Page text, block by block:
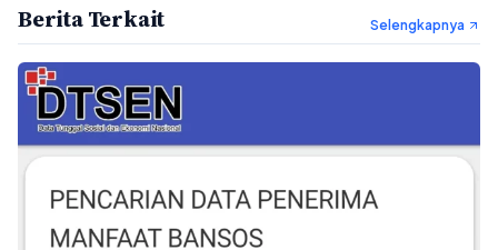
Berita Terkait Selengkapnya